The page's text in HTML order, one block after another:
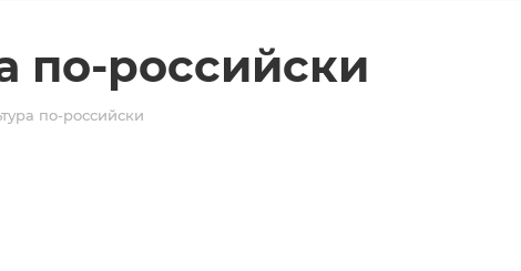
по-российски
по-российски